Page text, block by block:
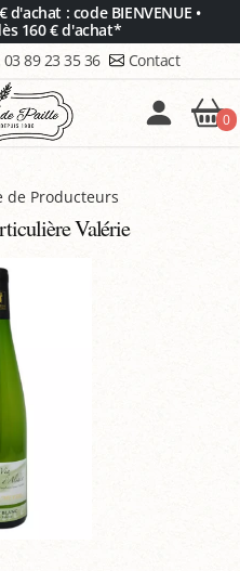
: code BIENVENUE •
160 € d'achat*
03 89 23 35 36 Contact
0
de Producteurs
Valérie